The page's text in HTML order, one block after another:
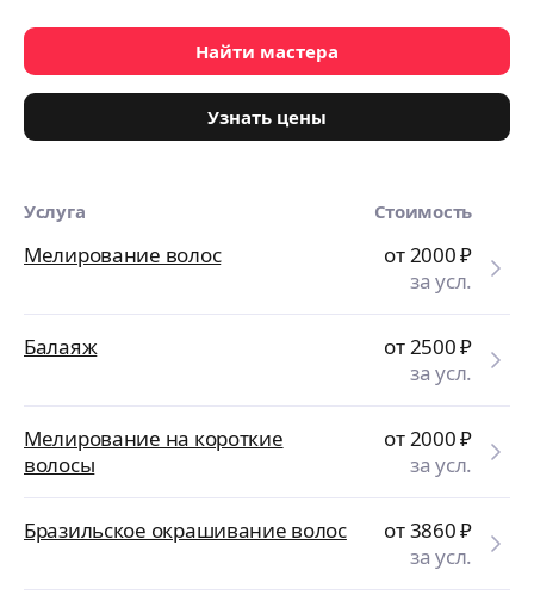
Найти мастера
Узнать цены
Услуга Стоимость
Мелирование волос от 2000₽
за усл.
Балаяж от 2500₽
за усл.
Мелирование на короткие
волосы
от 2000₽
за усл.
Бразильское окрашивание волос от 3860₽
за усл.